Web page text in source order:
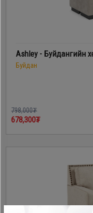
Ashley - Буйдангийн
Буйдан
798,000₮
678,300₮